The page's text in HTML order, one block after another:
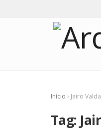
Início › Jairo
Tag: